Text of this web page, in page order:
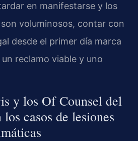
en manifestarse y los
voluminosos, contar con
desde el primer día marca
reclamo viable y uno
y los Of Counsel del
casos de lesiones